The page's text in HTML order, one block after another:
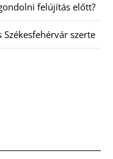
felújítás előtt?
szerte